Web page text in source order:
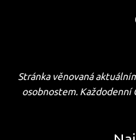
Stránka věnovaná
osobnostem. Každodenní